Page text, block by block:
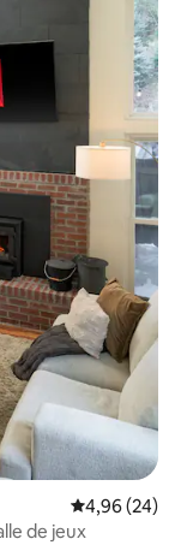
Évaluation
4,96 (24)
de jeux